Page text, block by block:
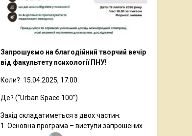
Запрошуємо на благодійний творчий вечір
від факультету психології ПНУ!
Коли? 15.04.2025, 17:00.
Де? (“Urban Space 100”)
Захід складатиметься з двох частин:
1. Основна програма – виступи запрошених